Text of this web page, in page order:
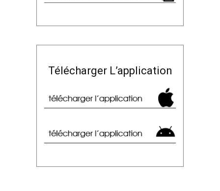
Télécharger L’application